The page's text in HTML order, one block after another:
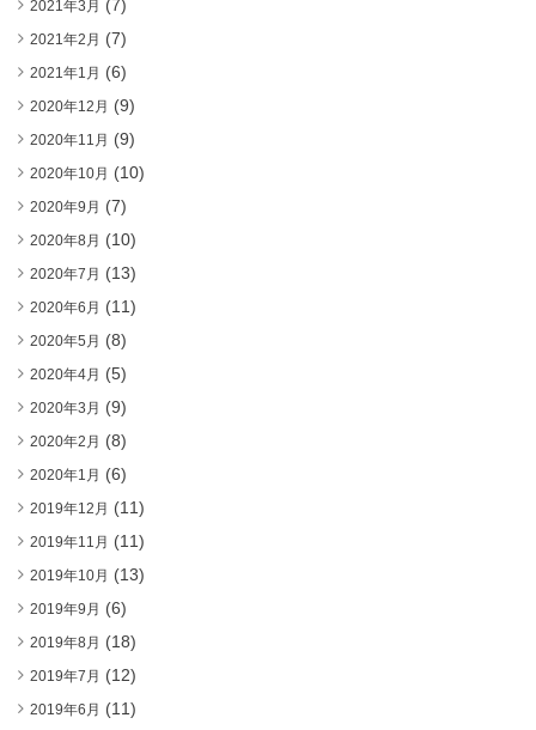
2021年3月 (7)
2021年2月 (7)
2021年1月 (6)
2020年12月 (9)
2020年11月 (9)
2020年10月 (10)
2020年9月 (7)
2020年8月 (10)
2020年7月 (13)
2020年6月 (11)
2020年5月 (8)
2020年4月 (5)
2020年3月 (9)
2020年2月 (8)
2020年1月 (6)
2019年12月 (11)
2019年11月 (11)
2019年10月 (13)
2019年9月 (6)
2019年8月 (18)
2019年7月 (12)
2019年6月 (11)